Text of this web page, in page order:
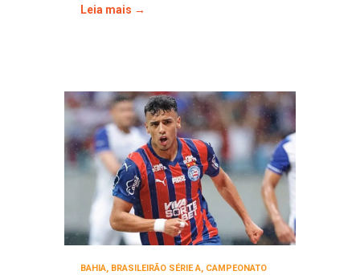
Leia mais →
BAHIA, BRASILEIRÃO SÉRIE A, CAMPEONATO